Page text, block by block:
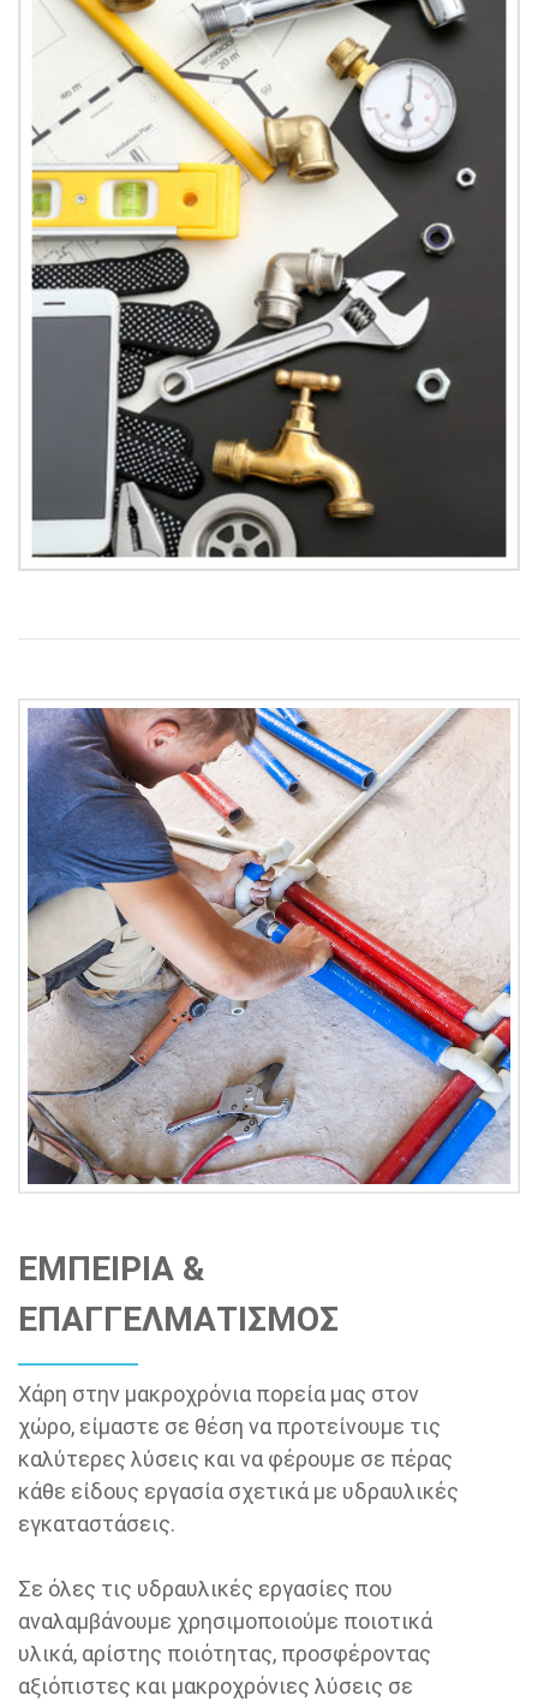
ΕΜΠΕΙΡΙΑ &
ΕΠΑΓΓΕΛΜΑΤΙΣΜΟΣ
Χάρη στην μακροχρόνια πορεία μας στον
χώρο, είμαστε σε θέση να προτείνουμε τις
καλύτερες λύσεις και να φέρουμε σε πέρας
κάθε είδους εργασία σχετικά με υδραυλικές
εγκαταστάσεις.
Σε όλες τις υδραυλικές εργασίες που
αναλαμβάνουμε χρησιμοποιούμε ποιοτικά
υλικά, αρίστης ποιότητας, προσφέροντας
αξιόπιστες και μακροχρόνιες λύσεις σε